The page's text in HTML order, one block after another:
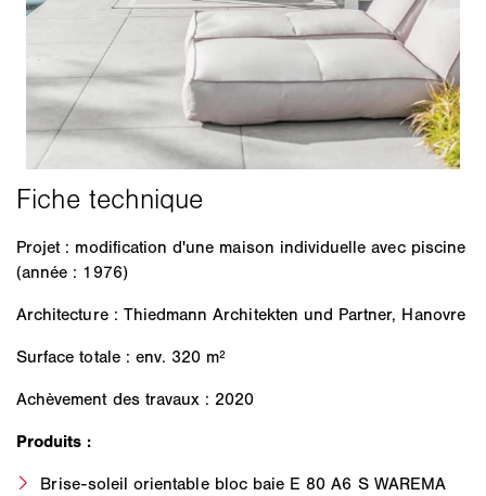
Projet : modification d'une maison individuelle avec piscine
(année : 1976)
Architecture : Thiedmann Architekten und Partner, Hanovre
Surface totale : env. 320 m²
Achèvement des travaux : 2020
Produits :
Brise-soleil orientable bloc baie E 80 A6 S WAREMA